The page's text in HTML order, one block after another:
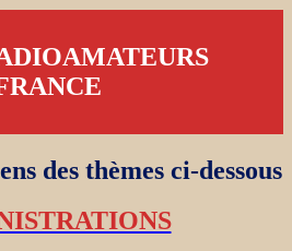
des thèmes ci-dessous